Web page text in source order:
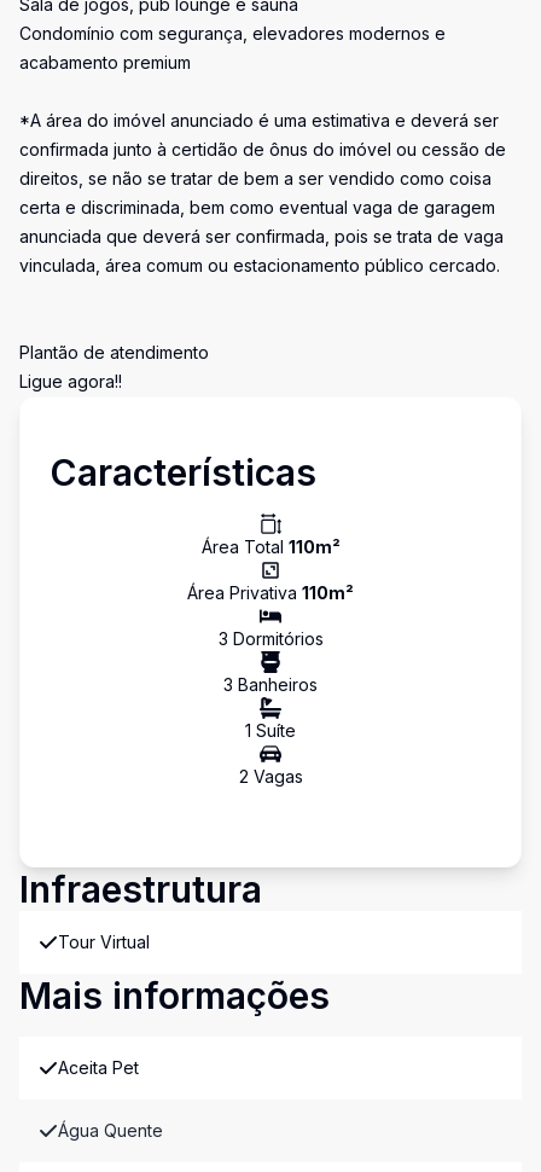
Sala de jogos, pub lounge e sauna
Condomínio com segurança, elevadores modernos e
acabamento premium
*A área do imóvel anunciado é uma estimativa e deverá ser
confirmada junto à certidão de ônus do imóvel ou cessão de
direitos, se não se tratar de bem a ser vendido como coisa
certa e discriminada, bem como eventual vaga de garagem
anunciada que deverá ser confirmada, pois se trata de vaga
vinculada, área comum ou estacionamento público cercado.
Plantão de atendimento
Ligue agora!!
Características
Área Total 110m²
Área Privativa 110m²
3 Dormitórios
3 Banheiros
1 Suíte
2 Vagas
Infraestrutura
Tour Virtual
Mais informações
Aceita Pet
Água Quente